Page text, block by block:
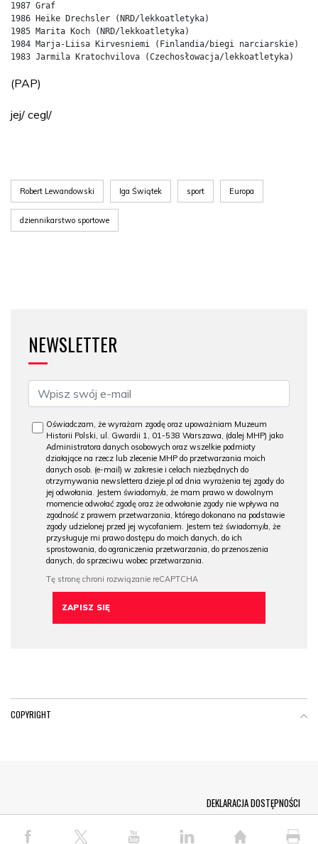
1987 Graf
1986 Heike Drechsler (NRD/lekkoatletyka)
1985 Marita Koch (NRD/lekkoatletyka)
1984 Marja-Liisa Kirvesniemi (Finlandia/biegi narciarskie)
1983 Jarmila Kratochvilova (Czechosłowacja/lekkoatletyka)
(PAP)
jej/ cegl/
Robert Lewandowski Iga Świątek sport Europa
dziennikarstwo sportowe
NEWSLETTER
Oświadczam, że wyrażam zgodę oraz upoważniam Muzeum
Historii Polski, ul. Gwardii 1, 01-538 Warszawa, (dalej MHP) jako
Administratora danych osobowych oraz wszelkie podmioty
działające na rzecz lub zlecenie MHP do przetwarzania moich
danych osob. (e-mail) w zakresie i celach niezbędnych do
otrzymywania newslettera dzieje.pl od dnia wyrażenia tej zgody do
jej odwołania. Jestem świadomy/a, że mam prawo w dowolnym
momencie odwołać zgodę oraz że odwołanie zgody nie wpływa na
zgodność z prawem przetwarzania, którego dokonano na podstawie
zgody udzielonej przed jej wycofaniem. Jestem też świadomy/a, że
przysługuje mi prawo dostępu do moich danych, do ich
sprostowania, do ograniczenia przetwarzania, do przenoszenia
danych, do sprzeciwu wobec przetwarzania.
COPYRIGHT
© COPYRIGHT PAP 2026
DEKLARACJA DOSTĘPNOŚCI